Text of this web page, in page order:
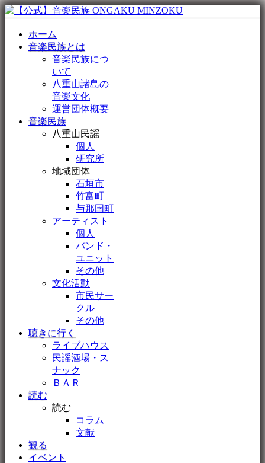
ホーム
音楽民族とは
音楽民族につ
いて
八重山諸島の
音楽文化
運営団体概要
音楽民族
八重山民謡
個人
研究所
地域団体
石垣市
竹富町
与那国町
アーティスト
個人
バンド・
ユニット
その他
文化活動
市民サー
クル
その他
聴きに行く
ライブハウス
民謡酒場・ス
ナック
ＢＡＲ
読む
読む
コラム
文献
観る
イベント